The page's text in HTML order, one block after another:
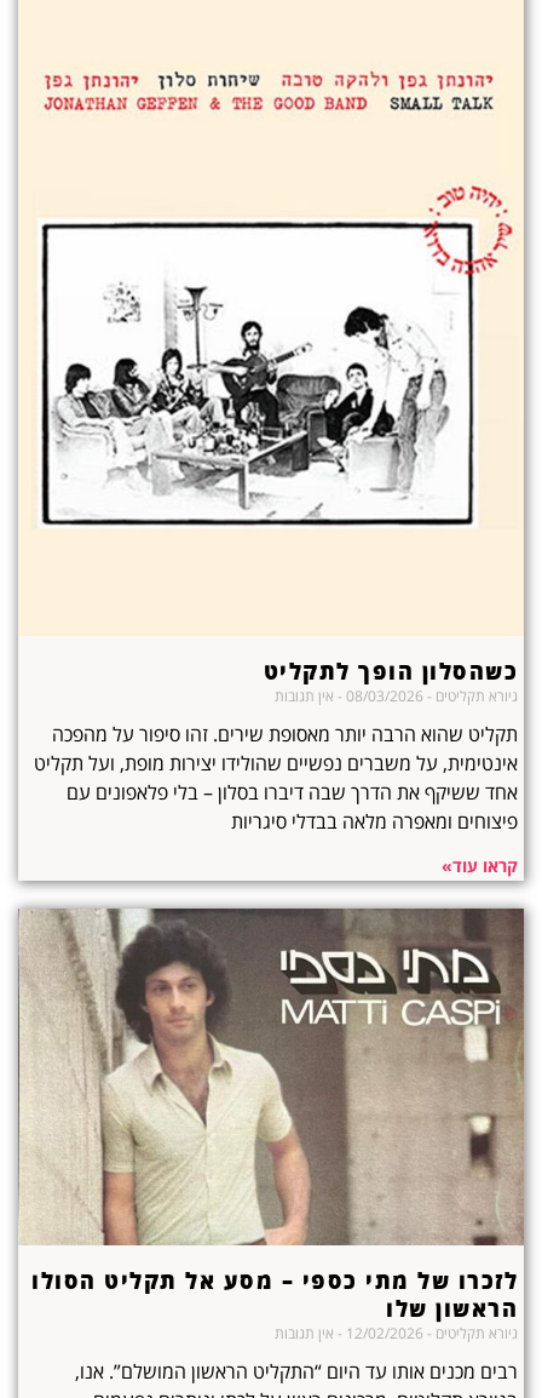
כשהסלון הופך לתקליט
גיורא תקליטים אין תגובות
תקליט שהוא הרבה יותר מאסופת שירים. זהו סיפור על מהפכה
אינטימית, על משברים נפשיים שהולידו יצירות מופת, ועל תקליט
אחד ששיקף את הדרך שבה דיברו בסלון – בלי פלאפונים עם
פיצוחים ומאפרה מלאה בבדלי סיגריות
קראו עוד»
לזכרו של מתי כספי – מסע אל תקליט הסולו
הראשון שלו
גיורא תקליטים אין תגובות
רבים מכנים אותו עד היום “התקליט הראשון המושלם”. אנו,